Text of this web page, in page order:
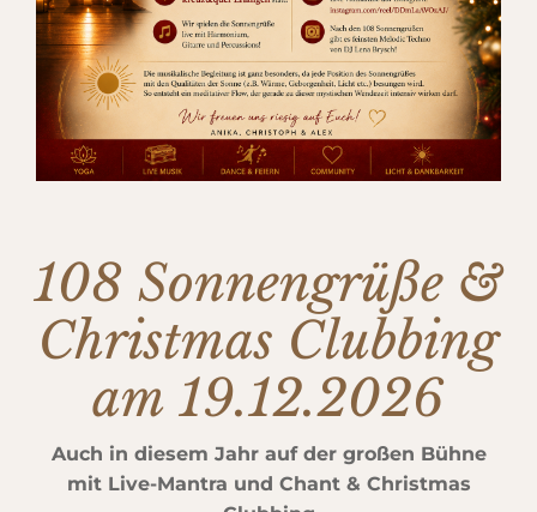
108 Sonnengrüße &
Christmas Clubbing
am 19.12.2026
Auch in diesem Jahr auf der großen Bühne
mit Live-Mantra und Chant & Christmas